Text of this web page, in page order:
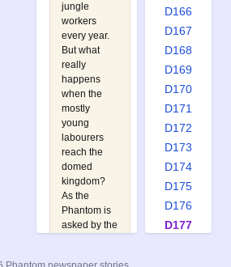
jungle
workers
every year.
But what
really
happens
when the
mostly
young
labourers
reach the
domed
kingdom?
As the
Phantom is
asked by the
D166
D167
D168
D169
D170
D171
D172
D173
D174
D175
D176
D177